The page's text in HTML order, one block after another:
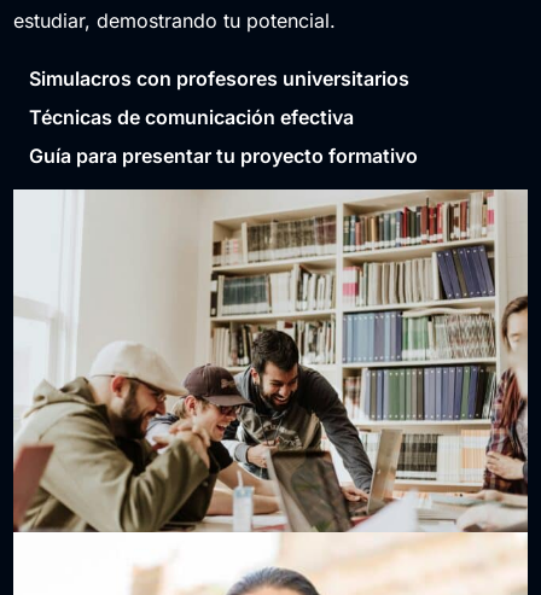
estudiar, demostrando tu potencial.
Simulacros con profesores universitarios
Técnicas de comunicación efectiva
Guía para presentar tu proyecto formativo